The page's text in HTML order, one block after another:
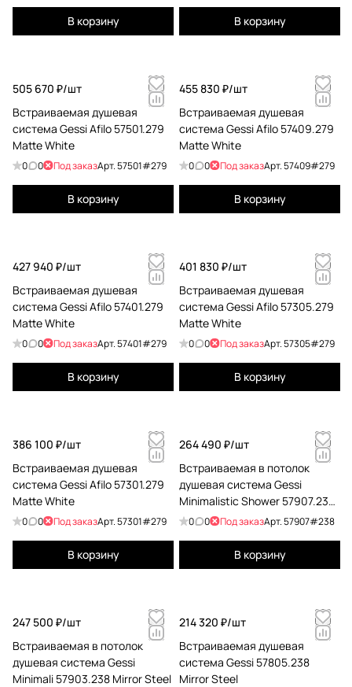
В корзину В корзину
505 670 ₽/шт
Встраиваемая душевая
система Gessi Afilo 57501.279
Matte White
0 0 Под заказАрт.57501#279
В корзину
455 830 ₽/шт
Встраиваемая душевая
система Gessi Afilo 57409.279
Matte White
0 0 Под заказАрт.57409#279
В корзину
427 940 ₽/шт
Встраиваемая душевая
система Gessi Afilo 57401.279
Matte White
0 0 Под заказАрт.57401#279
В корзину
401 830 ₽/шт
Встраиваемая душевая
система Gessi Afilo 57305.279
Matte White
0 0 Под заказАрт.57305#279
В корзину
386 100 ₽/шт
Встраиваемая душевая
система Gessi Afilo 57301.279
Matte White
0 0 Под заказАрт.57301#279
В корзину
264 490 ₽/шт
Встраиваемая в потолок
душевая система Gessi
Minimalistic Shower 57907.238
Mirror Steel
0 0 Под заказАрт.57907#238
В корзину
247 500 ₽/шт
Встраиваемая в потолок
душевая система Gessi
Minimali 57903.238 Mirror Steel
214 320 ₽/шт
Встраиваемая душевая
система Gessi 57805.238
Mirror Steel